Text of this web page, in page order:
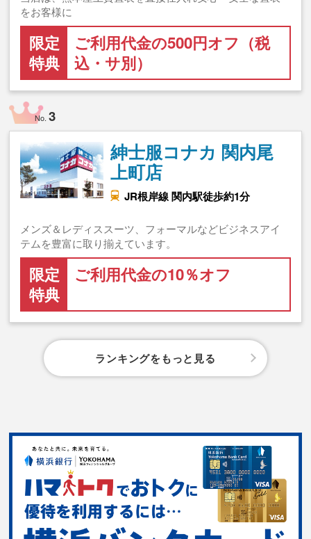
をお客様に
限定
特典
ご利用代金の500円オフ（税
込・サ別）
No.3
紳士服コナカ 関内尾
上町店
JR根岸線 関内駅徒歩約1分
メンズ＆レディススーツ、フォーマルなどビジネスアイ
テムを豊富に取り揃えています。
限定
特典
ご利用代金の10％オフ
ランキングをもっと見る